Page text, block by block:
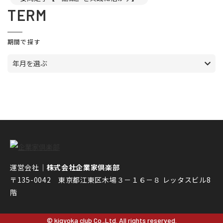
TERM
期間で探す
年月を選ぶ
運営会社｜ 株式会社企業家倶楽部
〒135-0042 東京都江東区木場３－１６－８ レッタスビル8
階
© kigyoka club Co.,Ltd. All rights reserved.